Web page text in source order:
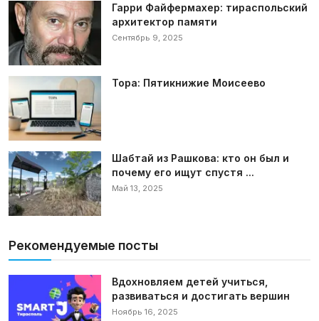
Гарри Файфермахер: тираспольский
архитектор памяти
Сентябрь 9, 2025
Тора: Пятикнижие Моисеево
Шабтай из Рашкова: кто он был и
почему его ищут спустя ...
Май 13, 2025
Рекомендуемые посты
Вдохновляем детей учиться,
развиваться и достигать вершин
Ноябрь 16, 2025